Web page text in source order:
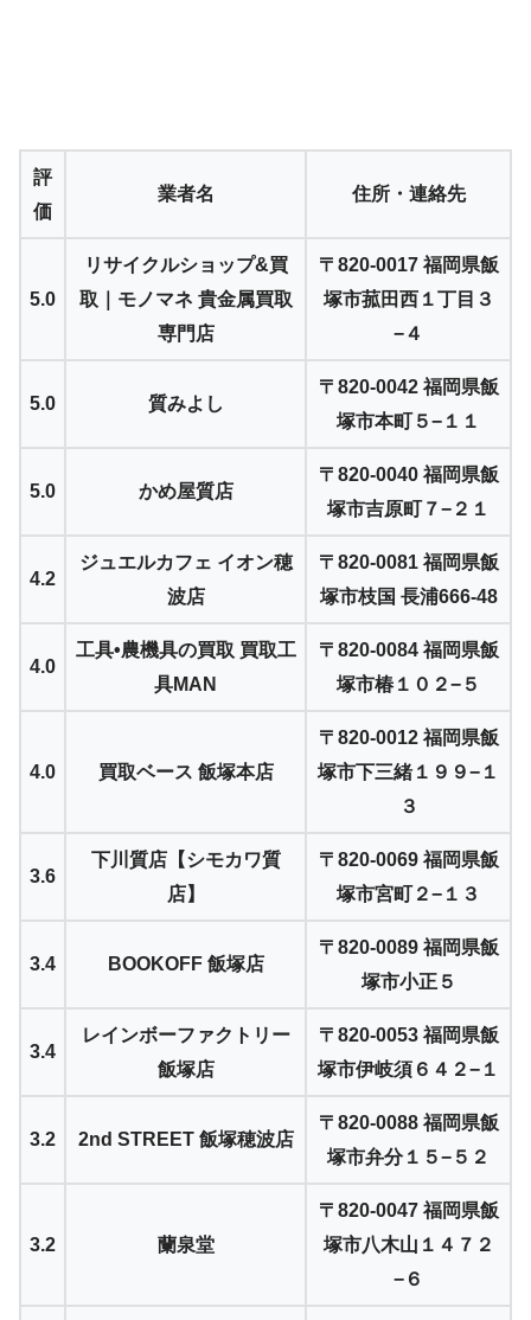
評
価
業者名 住所・連絡先
5.0
リサイクルショップ&買
取｜モノマネ 貴金属買取
専門店
〒820-0017 福岡県飯
塚市菰田西１丁目３
−４
5.0 質みよし
〒820-0042 福岡県飯
塚市本町５−１１
5.0 かめ屋質店
〒820-0040 福岡県飯
塚市吉原町７−２１
4.2
ジュエルカフェ イオン穂
波店
〒820-0081 福岡県飯
塚市枝国 長浦666-48
4.0
工具•農機具の買取 買取工
具MAN
〒820-0084 福岡県飯
塚市椿１０２−５
4.0 買取ベース 飯塚本店
〒820-0012 福岡県飯
塚市下三緒１９９−１
３
3.6
下川質店【シモカワ質
店】
〒820-0069 福岡県飯
塚市宮町２−１３
3.4 BOOKOFF 飯塚店
〒820-0089 福岡県飯
塚市小正５
3.4
レインボーファクトリー
飯塚店
〒820-0053 福岡県飯
塚市伊岐須６４２−１
3.2 2nd STREET 飯塚穂波店
〒820-0088 福岡県飯
塚市弁分１５−５２
3.2 蘭泉堂
〒820-0047 福岡県飯
塚市八木山１４７２
−６